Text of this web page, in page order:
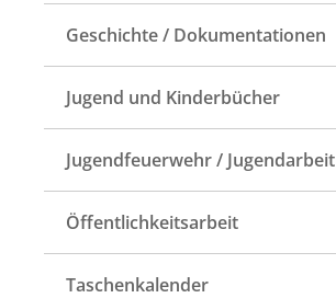
Geschichte / Dokumentationen
Jugend und Kinderbücher
Jugendfeuerwehr / Jugendarbeit
Öffentlichkeitsarbeit
Taschenkalender